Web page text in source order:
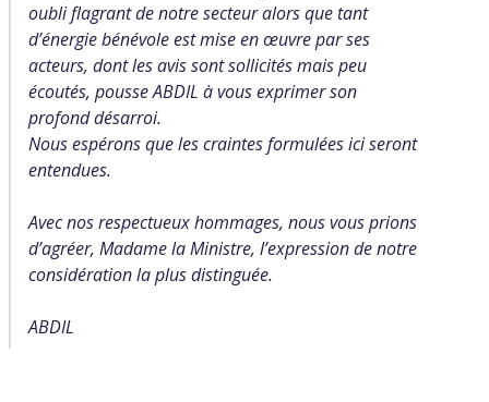
oubli flagrant de notre secteur alors que tant
d’énergie bénévole est mise en œuvre par ses
acteurs, dont les avis sont sollicités mais peu
écoutés, pousse ABDIL à vous exprimer son
profond désarroi.
Nous espérons que les craintes formulées ici seront
entendues.
Avec nos respectueux hommages, nous vous prions
d’agréer, Madame la Ministre, l’expression de notre
considération la plus distinguée.
ABDIL